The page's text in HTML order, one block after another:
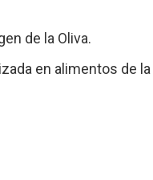
de la Oliva.
en alimentos de